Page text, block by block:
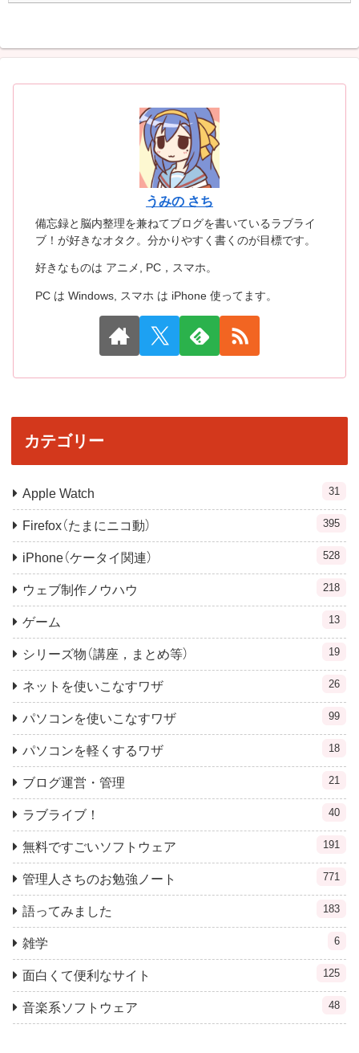
うみの さち
備忘録と脳内整理を兼ねてブログを書いているラブライ
ブ！が好きなオタク。分かりやすく書くのが目標です。
好きなものは アニメ, PC，スマホ。
PC は Windows, スマホ は iPhone 使ってます。
カテゴリー
Apple Watch 31
Firefox（たまにニコ動） 395
iPhone（ケータイ関連） 528
ウェブ制作ノウハウ 218
ゲーム 13
シリーズ物（講座，まとめ等） 19
ネットを使いこなすワザ 26
パソコンを使いこなすワザ 99
パソコンを軽くするワザ 18
ブログ運営・管理 21
ラブライブ！ 40
無料ですごいソフトウェア 191
管理人さちのお勉強ノート 771
語ってみました 183
雑学 6
面白くて便利なサイト 125
音楽系ソフトウェア 48